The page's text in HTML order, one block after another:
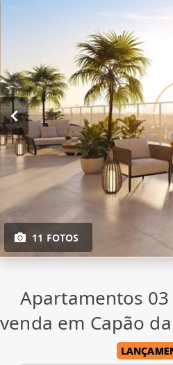
11 FOTOS
Apartamentos
venda em Capão da